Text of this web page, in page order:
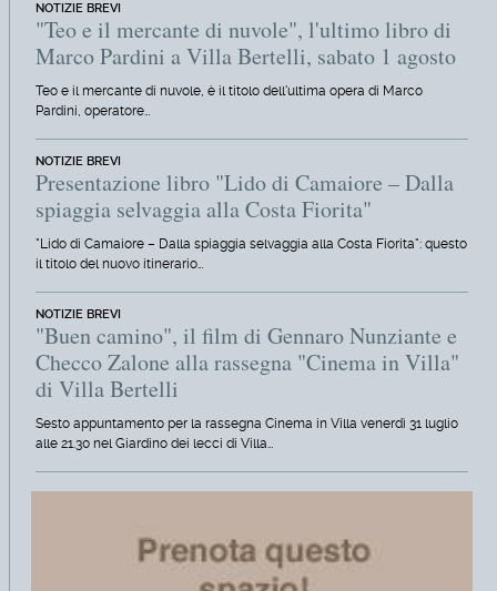
NOTIZIE BREVI
"Teo e il mercante di nuvole", l'ultimo libro di
Marco Pardini a Villa Bertelli, sabato 1 agosto
Teo e il mercante di nuvole, è il titolo dell'ultima opera di Marco
Pardini, operatore…
NOTIZIE BREVI
Presentazione libro "Lido di Camaiore – Dalla
spiaggia selvaggia alla Costa Fiorita"
"Lido di Camaiore – Dalla spiaggia selvaggia alla Costa Fiorita": questo
il titolo del nuovo itinerario…
NOTIZIE BREVI
"Buen camino", il film di Gennaro Nunziante e
Checco Zalone alla rassegna "Cinema in Villa"
di Villa Bertelli
Sesto appuntamento per la rassegna Cinema in Villa venerdì 31 luglio
alle 21.30 nel Giardino dei lecci di Villa…